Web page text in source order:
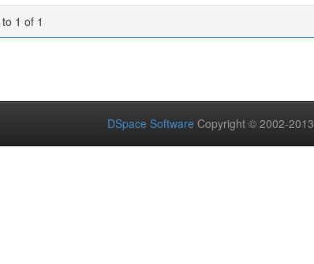
1 of 1
DSpace Software Copyright © 2002-2013